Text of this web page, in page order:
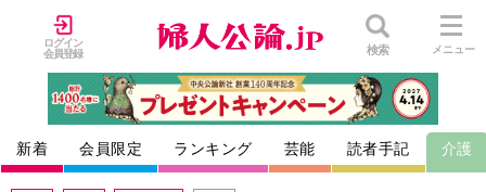
ログイン
会員登録
検索 メニュー
新着 会員限定 ランキング 芸能 読者手記 介護